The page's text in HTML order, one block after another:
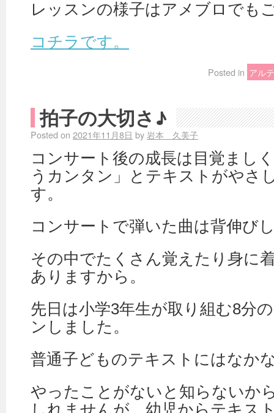
レッスンの様子はアメブロでも
コチラです。
Posted in アル
拍子の大切さ♪
Posted on 2021年11月8日 by岩本 久美子
コンサート後の成長は目覚まし
うカンタン」とテキストがやさ
す。
コンサートで弾いた曲は背伸び
その中でたくさん覚えたり身に
ありますから。
先日は小学3年生が取り組む8分
ンしました。
普通子どものテキストにはなか
やったことがないと知らないか
しれませんが、幼児からテキス